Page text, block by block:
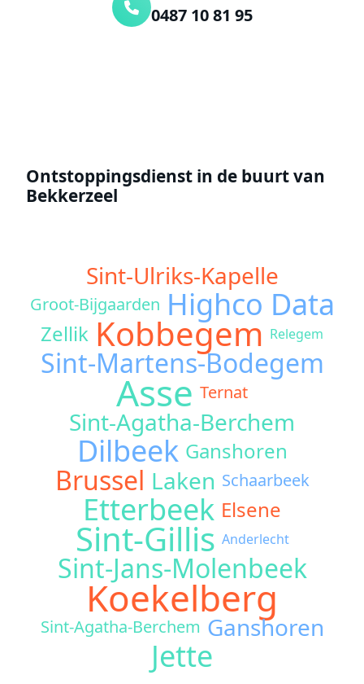
0487 10 81 95
Ontstoppingsdienst in de buurt van
Bekkerzeel
Sint-Ulriks-Kapelle
Groot-Bijgaarden Highco Data
Zellik Kobbegem Relegem
Sint-Martens-Bodegem
Asse Ternat
Sint-Agatha-Berchem
Dilbeek Ganshoren
Brussel Laken Schaarbeek
Etterbeek Elsene
Sint-Gillis Anderlecht
Sint-Jans-Molenbeek
Koekelberg
Sint-Agatha-Berchem Ganshoren
Jette